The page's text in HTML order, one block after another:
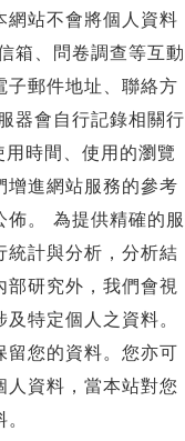
網站不會將個人資料
箱、問卷調查等互動
子郵件地址、聯絡方
器會自行記錄相關行
時間、使用的瀏覽
增進網站服務的參考
佈。 為提供精確的服
統計與分析，分析結
部研究外，我們會視
特定個人之資料。
留您的資料。您亦可
人資料，當本站對您